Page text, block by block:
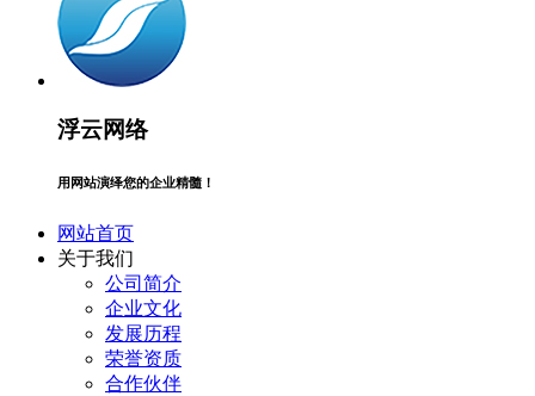
浮云网络
用网站演绎您的企业精髓！
网站首页
关于我们
公司简介
企业文化
发展历程
荣誉资质
合作伙伴